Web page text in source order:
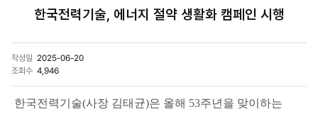
한국전력기술, 에너지 절약 생활화 캠페인 시행
작성일 2025-06-20
조회수 4,946
한국전력기술(사장 김태균)은 올해 53주년을 맞이하는